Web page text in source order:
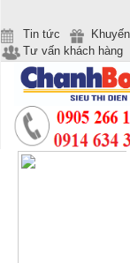
Tin tức
Tư vấn khách hàng